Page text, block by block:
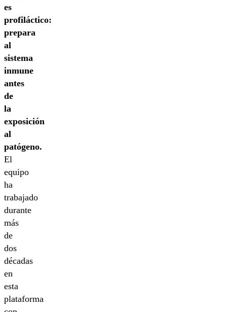
es
profiláctico:
prepara
al
sistema
inmune
antes
de
la
exposición
al
patógeno.
El
equipo
ha
trabajado
durante
más
de
dos
décadas
en
esta
plataforma